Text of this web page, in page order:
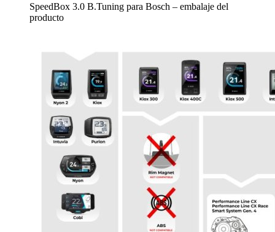
SpeedBox 3.0 B.Tuning para Bosch – embalaje del
producto